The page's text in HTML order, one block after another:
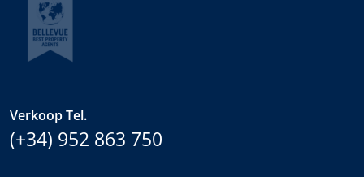
Verkoop Tel.
(+34) 952 863 750